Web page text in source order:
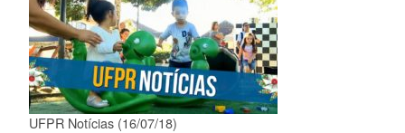
UFPR Notícias (16/07/18)